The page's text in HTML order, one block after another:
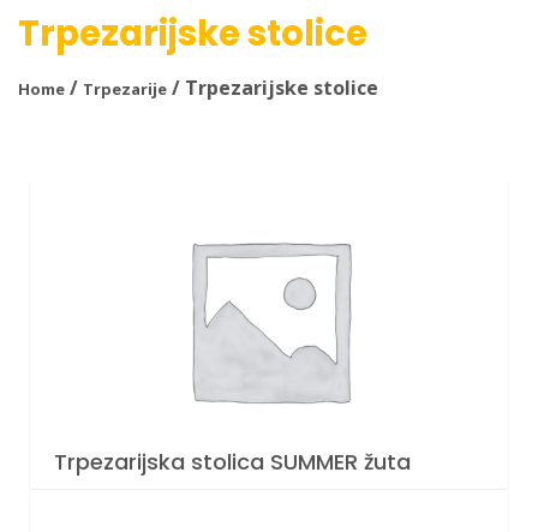
Trpezarijske stolice
Home / Trpezarije / Trpezarijske stolice
Trpezarijska stolica SUMMER žuta